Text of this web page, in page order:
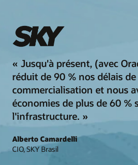
« Jusqu'à présent, (avec
réduit de 90 % nos délais de
commercialisation et nous
économies de plus de 60 %
l'infrastructure. »
Alberto Camardelli
CIO, SKY Brasil